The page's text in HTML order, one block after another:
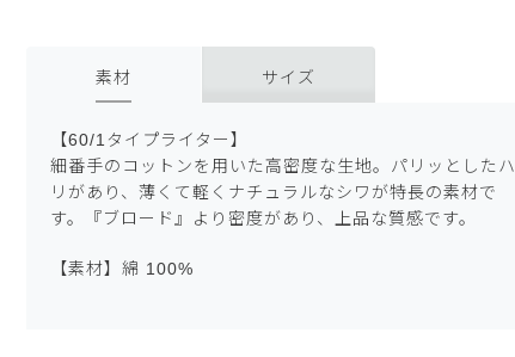
素材 サイズ
【60/1タイプライター】
細番手のコットンを用いた高密度な生地。パリッとしたハ
リがあり、薄くて軽くナチュラルなシワが特長の素材で
す。『ブロード』より密度があり、上品な質感です。
【素材】綿 100%